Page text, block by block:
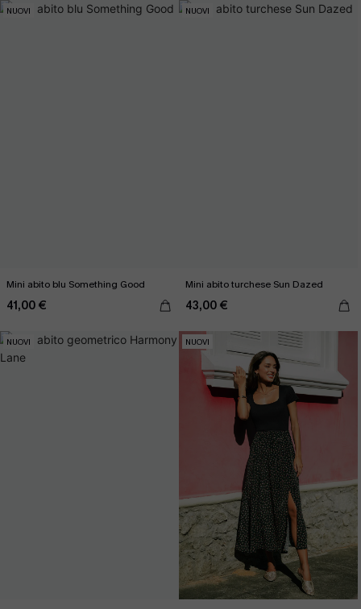
NUOVI
Mini abito blu Something Good
41,00 €
NUOVI
Mini abito turchese Sun Dazed
43,00 €
NUOVI NUOVI